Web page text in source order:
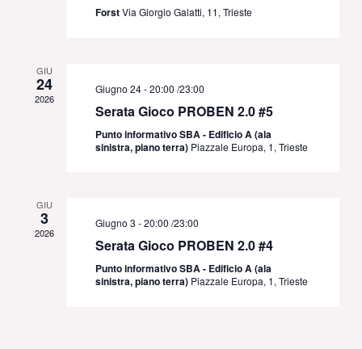
ForstVia Giorgio Galatti, 11, Trieste
GIU
24
2026
Giugno 24 - 20:00 /23:00
Serata Gioco PROBEN 2.0 #5
Punto informativo SBA - Edificio A (ala
sinistra, piano terra) Piazzale Europa, 1, Trieste
GIU
3
2026
Giugno 3 - 20:00 /23:00
Serata Gioco PROBEN 2.0 #4
Punto informativo SBA - Edificio A (ala
sinistra, piano terra) Piazzale Europa, 1, Trieste